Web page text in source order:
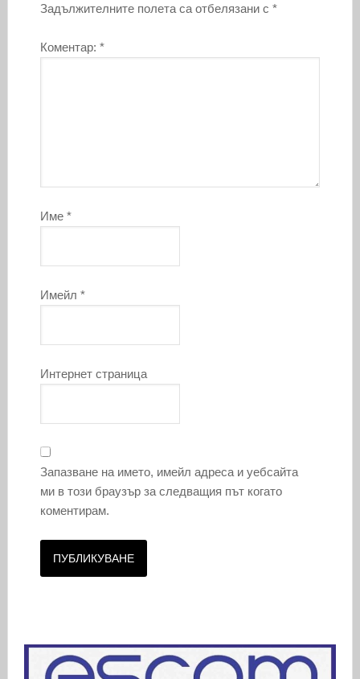
Задължителните полета са отбелязани с *
Коментар: *
Име *
Имейл *
Интернет страница
Запазване на името, имейл адреса и уебсайта
ми в този браузър за следващия път когато
коментирам.